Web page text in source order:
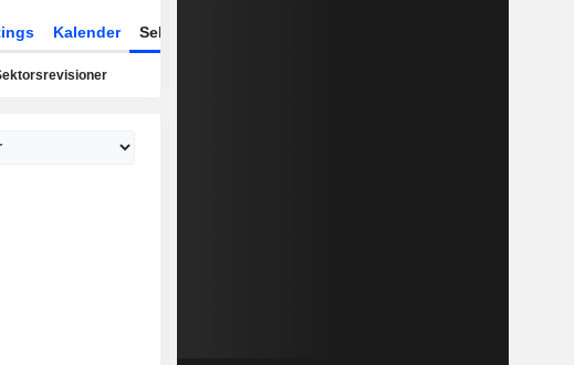
Kalender Sektor